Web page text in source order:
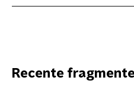
Recente